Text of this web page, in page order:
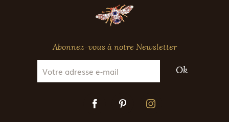
Abonnez-vous à notre Newsletter
Ok